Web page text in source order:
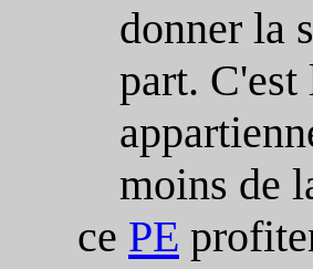
donner la
part.
moins de
ce PE